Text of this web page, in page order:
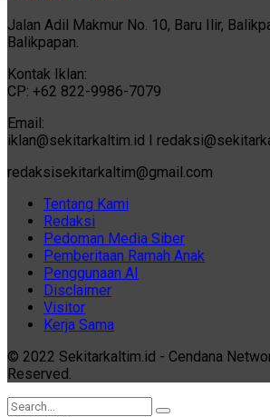
Jalan Adil Makmur No. 10, Baru Ilir,
Balikpapan.
Kontak Iklan:
CP: +62 822-9986-7079
Email:
iklan@sekitarkaltim.id I
redaksisekitarkaltim@gmail.com
Tentang Kami
Redaksi
Pedoman Media Siber
Pemberitaan Ramah Anak
Penggunaan AI
Disclaimer
Visitor
Kerja Sama
© 2022 Sekitarkaltim.id - Cendana
Reserved.